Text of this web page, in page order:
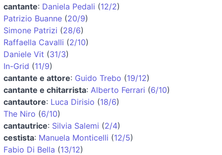
cantante: Daniela Pedali (12/2)
Patrizio Buanne (20/9)
Simone Patrizi (28/6)
Raffaella Cavalli (2/10)
Daniele Vit (31/3)
In-Grid (11/9)
cantante e attore: Guido Trebo (19/12)
cantante e chitarrista: Alberto Ferrari (6/10)
cantautore: Luca Dirisio (18/6)
The Niro (6/10)
cantautrice: Silvia Salemi (2/4)
cestista: Manuela Monticelli (12/5)
Fabio Di Bella (13/12)